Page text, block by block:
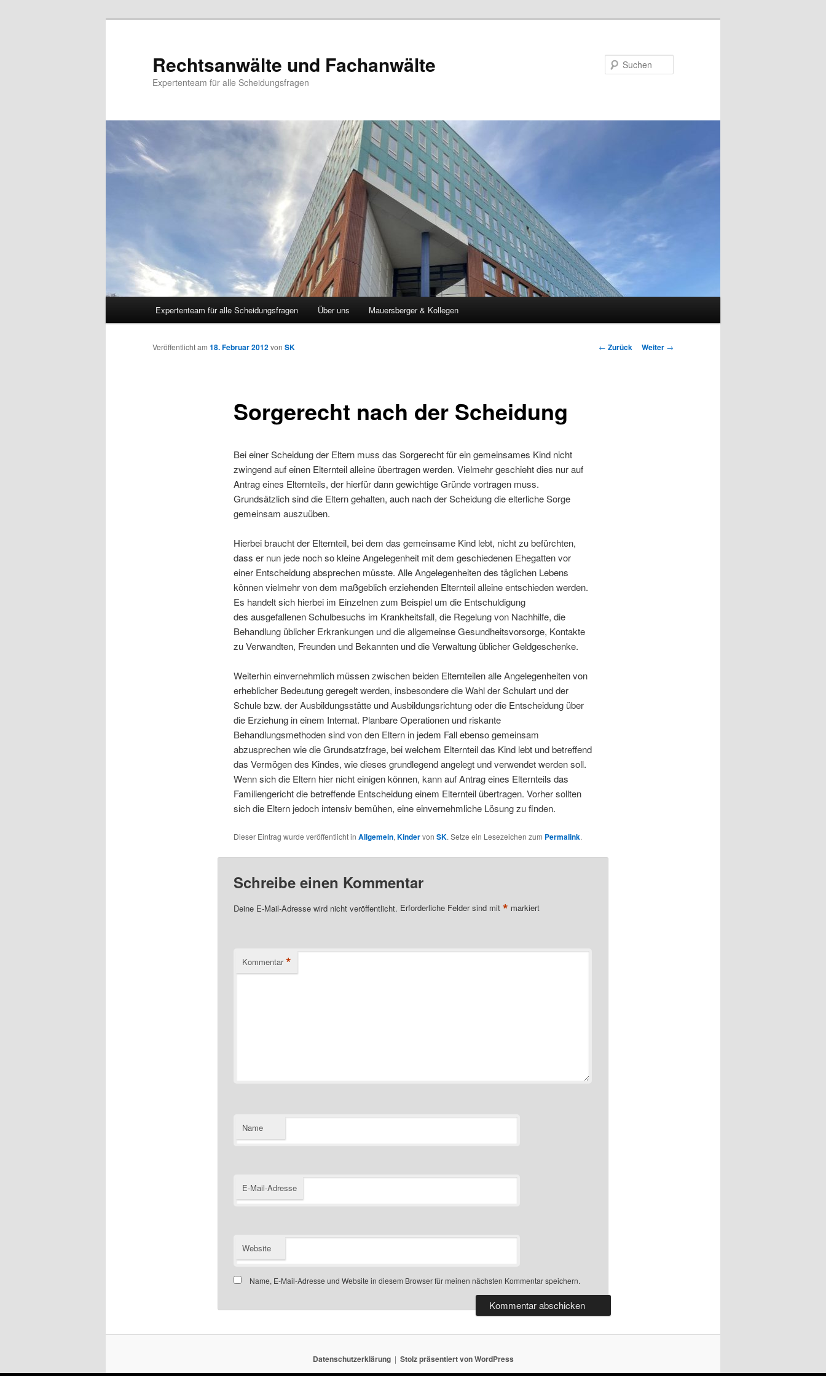
Rechtsanwälte und Fachanwälte
Expertenteam für alle Scheidungsfragen
Expertenteam für alle Scheidungsfragen Über uns Mauersberger & Kollegen
Beitragsnavigation
← Zurück Weiter →
Sorgerecht nach der Scheidung
Veröffentlicht am 18. Februar 2012von SK
Bei einer Scheidung der Eltern muss das Sorgerecht für ein gemeinsames Kind nicht
zwingend auf einen Elternteil alleine übertragen werden. Vielmehr geschieht dies nur auf
Antrag eines Elternteils, der hierfür dann gewichtige Gründe vortragen muss.
Grundsätzlich sind die Eltern gehalten, auch nach der Scheidung die elterliche Sorge
gemeinsam auszuüben.
Hierbei braucht der Elternteil, bei dem das gemeinsame Kind lebt, nicht zu befürchten,
dass er nun jede noch so kleine Angelegenheit mit dem geschiedenen Ehegatten vor
einer Entscheidung absprechen müsste. Alle Angelegenheiten des täglichen Lebens
können vielmehr von dem maßgeblich erziehenden Elternteil alleine entschieden werden.
Es handelt sich hierbei im Einzelnen zum Beispiel um die Entschuldigung
des ausgefallenen Schulbesuchs im Krankheitsfall, die Regelung von Nachhilfe, die
Behandlung üblicher Erkrankungen und die allgemeinse Gesundheitsvorsorge, Kontakte
zu Verwandten, Freunden und Bekannten und die Verwaltung üblicher Geldgeschenke.
Weiterhin einvernehmlich müssen zwischen beiden Elternteilen alle Angelegenheiten von
erheblicher Bedeutung geregelt werden, insbesondere die Wahl der Schulart und der
Schule bzw. der Ausbildungsstätte und Ausbildungsrichtung oder die Entscheidung über
die Erziehung in einem Internat. Planbare Operationen und riskante
Behandlungsmethoden sind von den Eltern in jedem Fall ebenso gemeinsam
abzusprechen wie die Grundsatzfrage, bei welchem Elternteil das Kind lebt und betreffend
das Vermögen des Kindes, wie dieses grundlegend angelegt und verwendet werden soll.
Wenn sich die Eltern hier nicht einigen können, kann auf Antrag eines Elternteils das
Familiengericht die betreffende Entscheidung einem Elternteil übertragen. Vorher sollten
sich die Eltern jedoch intensiv bemühen, eine einvernehmliche Lösung zu finden.
Dieser Eintrag wurde veröffentlicht in Allgemein, Kindervon SK. Setze ein Lesezeichen zum Permalink.
Schreibe einen Kommentar
Deine E-Mail-Adresse wird nicht veröffentlicht. Erforderliche Felder sind mit * markiert
Kommentar *
Name
E-Mail-Adresse
Website
Name, E-Mail-Adresse und Website in diesem Browser für meinen nächsten Kommentar speichern.
Datenschutzerklärung Stolz präsentiert von WordPress